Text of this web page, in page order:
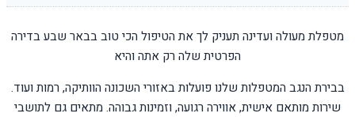
מטפלת מעולה ועדינה תעניק לך את הטיפול הכי טוב בבאר שבע בדירה
הפרטית שלה רק אתה והיא
בבירת הנגב המטפלות שלנו פועלות באזורי השכונה הוותיקה, רמות ועוד.
שירות מותאם אישית, אווירה רגועה, וזמינות גבוהה. מתאים גם לתושבי